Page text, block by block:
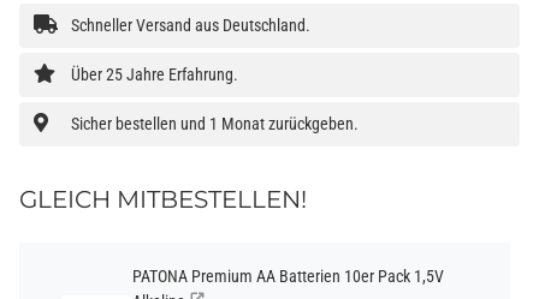
Schneller Versand aus Deutschland.
Über 25 Jahre Erfahrung.
Sicher bestellen und 1 Monat zurückgeben.
GLEICH MITBESTELLEN!
PATONA Premium AA Batterien 10er Pack 1,5V